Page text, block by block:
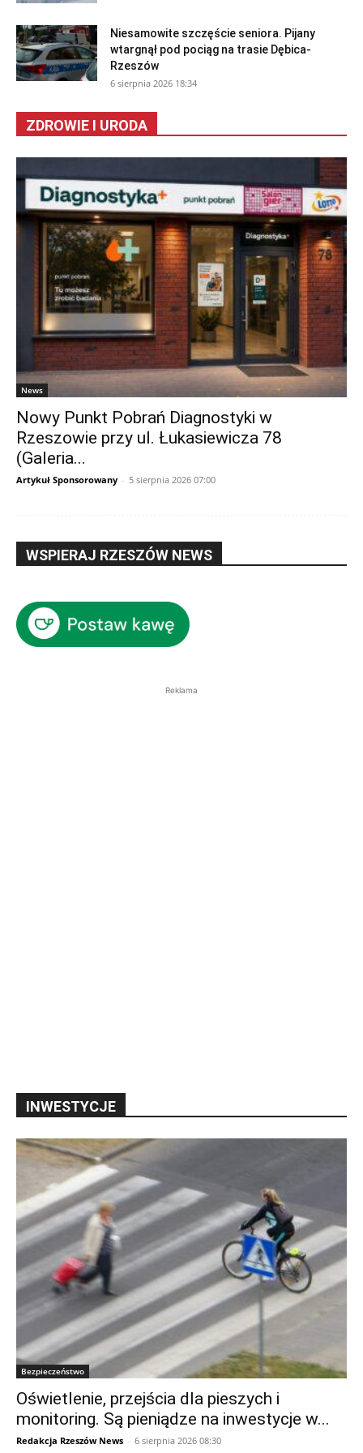
Niesamowite szczęście seniora. Pijany
wtargnął pod pociąg na trasie Dębica-
Rzeszów
6 sierpnia 2026 18:34
ZDROWIE I URODA
News
Nowy Punkt Pobrań Diagnostyki w
Rzeszowie przy ul. Łukasiewicza 78
(Galeria...
Artykuł Sponsorowany - 5 sierpnia 2026 07:00
WSPIERAJ RZESZÓW NEWS
Reklama
INWESTYCJE
Bezpieczeństwo
Oświetlenie, przejścia dla pieszych i
monitoring. Są pieniądze na inwestycje w...
Redakcja Rzeszów News - 6 sierpnia 2026 08:30